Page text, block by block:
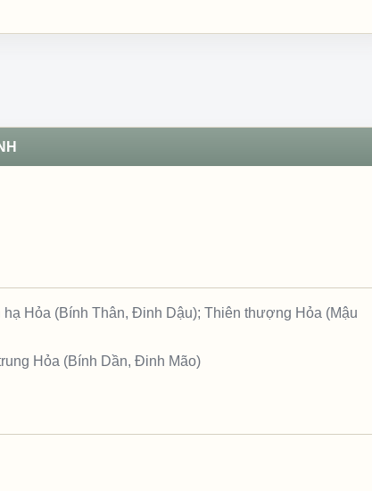
Hỏa (Bính Thân, Đinh Dậu); Thiên thượng Hỏa (Mậu
Hỏa (Bính Dần, Đinh Mão)